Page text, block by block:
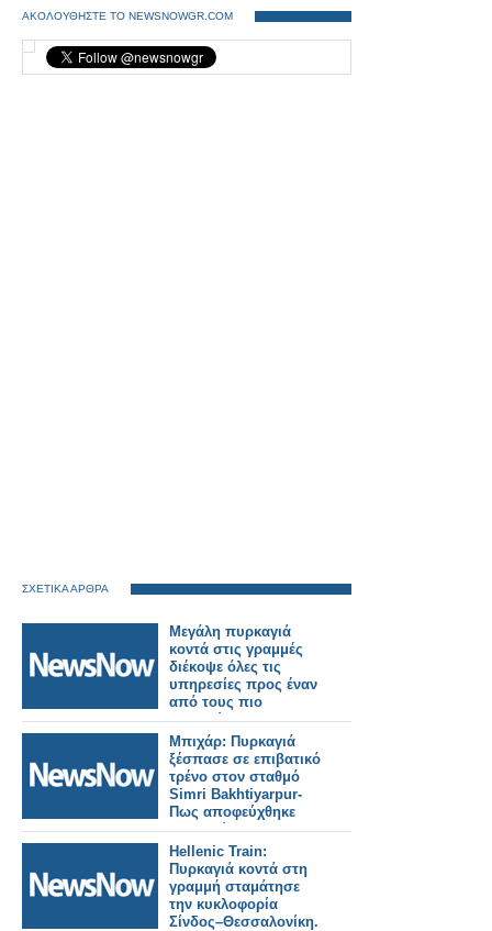
ΑΚΟΛΟΥΘΗΣΤΕ ΤΟ NEWSNOWGR.COM
ΣΧΕΤΙΚΑ ΑΡΘΡΑ
Μεγάλη πυρκαγιά
κοντά στις γραμμές
διέκοψε όλες τις
υπηρεσίες προς έναν
από τους πιο
πολυσύχναστους
σιδηροδρομικούς
σταθμούς του
Λονδίνου.
Μπιχάρ: Πυρκαγιά
ξέσπασε σε επιβατικό
τρένο στον σταθμό
Simri Bakhtiyarpur-
Πως αποφεύχθηκε
τραγωδία.
Hellenic Train:
Πυρκαγιά κοντά στη
γραμμή σταμάτησε
την κυκλοφορία
Σίνδος–Θεσσαλονίκη.